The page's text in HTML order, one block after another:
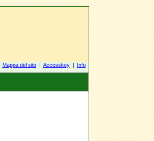
Mappa del sito| Accesskey| Info